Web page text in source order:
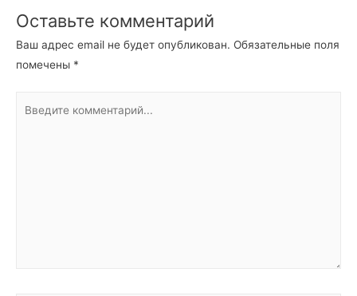
Оставьте комментарий
Ваш адрес email не будет опубликован. Обязательные поля
помечены *